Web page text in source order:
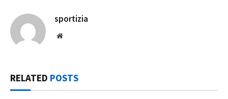
sportizia
Website
RELATED POSTS